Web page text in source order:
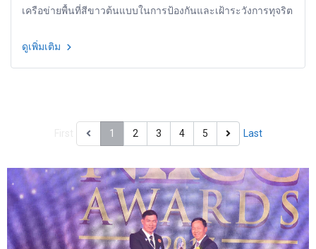
เครือข่ายพื้นที่สีขาวต้นแบบในการป้องกันและเฝ้าระวังการทุจริต
ดูเพิ่มเติม
1 2 3 4 5 Last